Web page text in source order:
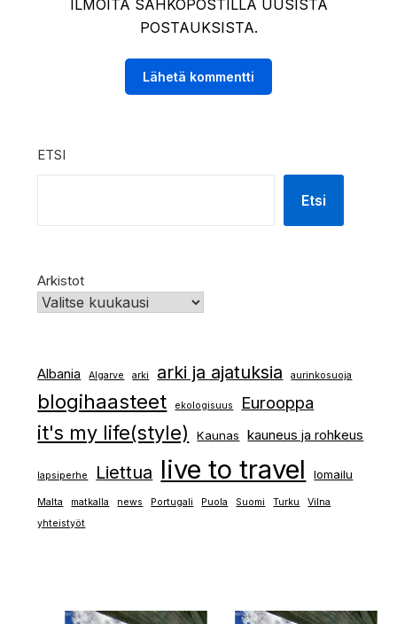
ILMOITA SÄHKÖPOSTILLA UUSISTA
POSTAUKSISTA.
ETSI
Etsi
Arkistot
Albania Algarve arki arki ja ajatuksia aurinkosuoja
blogihaasteet ekologisuus Eurooppa
it's my life(style) Kaunas kauneus ja rohkeus
lapsiperhe Liettua live to travel lomailu
Malta matkalla news Portugali Puola Suomi Turku
Vilna
yhteistyöt